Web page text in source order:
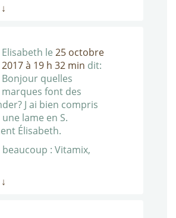
↓
Elisabeth le 25 octobre
2017 à 19 h 32 min dit:
Bonjour quelles
marques font des
J ai bien compris
lame en S.
Élisabeth.
beaucoup : Vitamix,
↓